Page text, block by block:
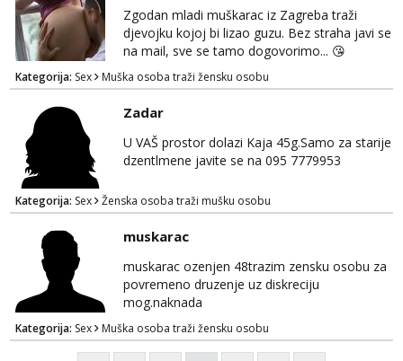
Zgodan mladi muškarac iz Zagreba traži
djevojku kojoj bi lizao guzu. Bez straha javi se
na mail, sve se tamo dogovorimo... 😘
Kategorija: Sex Muška osoba traži žensku osobu
Zadar
U VAŠ prostor dolazi Kaja 45g.Samo za starije
dzentlmene javite se na 095 7779953
Kategorija: Sex Ženska osoba traži mušku osobu
muskarac
muskarac ozenjen 48trazim zensku osobu za
povremeno druzenje uz diskreciju
mog.naknada
Kategorija: Sex Muška osoba traži žensku osobu